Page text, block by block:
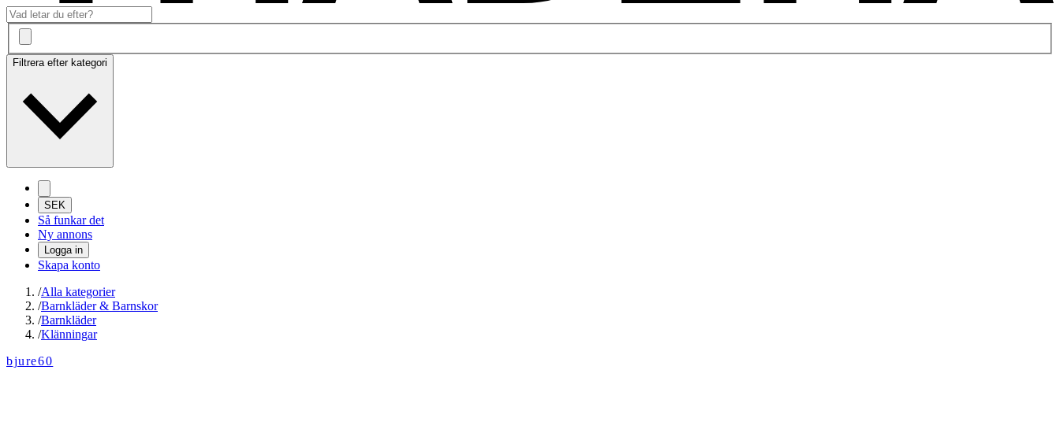
Filtrera efter kategori
SEK
Så funkar det
Ny annons
Logga in
Skapa konto
/Alla kategorier
/Barnkläder & Barnskor
/Barnkläder
/Klänningar
bjure60